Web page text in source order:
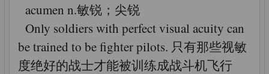
acumen n.敏锐；尖锐
Only soldiers with perfect visual acuity can
be trained to be fighter pilots. 只有那些视敏
度绝好的战士才能被训练成战斗机飞行